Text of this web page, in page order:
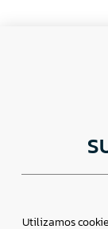
Av.
Paulistano,
Assessoria
Utilizamos